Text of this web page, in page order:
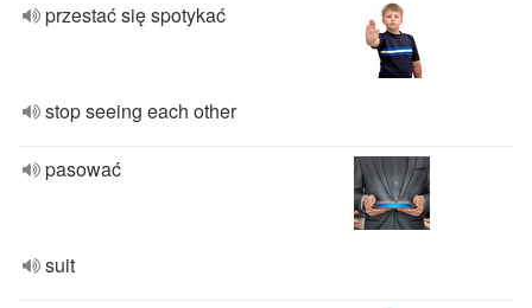
przestać się spotykać
stop seeing each other
pasować
suit